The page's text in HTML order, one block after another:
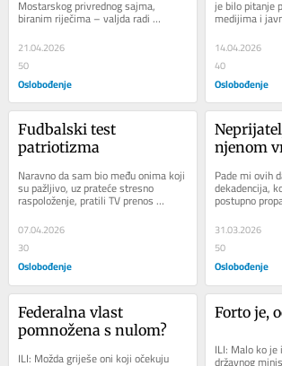
Mostarskog privrednog sajma,
biranim riječima – valjda radi
ostavljanja umjetničkog dojma na
prisutne ugledne...
21.04.2026
50
Oslobođenje
je bilo pitanje
medijima i
tolerisati
14.04.2026
40
Oslobođenje
Fudbalski test
patriotizma
Naravno da sam bio među onima koji
su pažljivo, uz prateće stresno
raspoloženje, pratili TV prenos
utakmice sa Italijanima u Zenici i
kasnonoćnu...
07.04.2026
30
Oslobođenje
njenom
Pade mi ovih
dekadencija,
postupno
nazadovanje
ili...
31.03.2026
50
Oslobođenje
Federalna vlast
pomnožena s nulom?
ILI: Možda griješe oni koji očekuju
Forto je,
ILI: Malo ko